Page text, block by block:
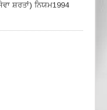
ਸ਼ਰਤਾਂ) ਨਿਯਮ1994